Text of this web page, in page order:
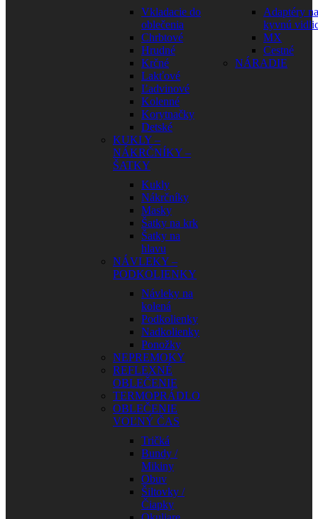
Vkladacie do
oblečenia
Chrbtové
Hrudné
Krčné
Lakťové
Ľadvinové
Kolenné
Korytnačky
Detské
KUKLY –
NÁKRČNÍKY –
ŠATKY
Kukly
Nákrčníky
Masky
Šatky na krk
Šatky na
hlavu
NÁVLEKY –
PODKOLIENKY
Návleky na
kolená
Podkolienky
Nadkolienky
Ponožky
NEPREMOKY
REFLEXNÉ
OBLEČENIE
TERMOPRÁDLO
OBLEČENIE
VOĽNÝ ČAS
Tričká
Bundy /
Mikiny
Obuv
Šiltovky /
Čiapky
Adaptéry na
kyvnú
MX
Cestné
NÁRADIE